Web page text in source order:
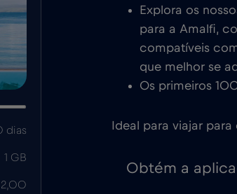
dias
1 GB
Explora os
para a Amalfi,
compatíveis
que melhor se
Os primeiros
Ideal para viajar
Obtém a